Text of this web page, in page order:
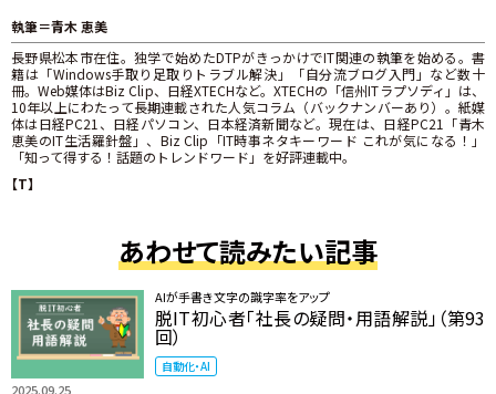
執筆＝青木 恵美
長野県松本市在住。独学で始めたDTPがきっかけでIT関連の執筆を始める。書
籍は「Windows手取り足取りトラブル解決」「自分流ブログ入門」など数十
冊。Web媒体はBiz Clip、日経XTECHなど。XTECHの「信州ITラプソディ」は、
10年以上にわたって長期連載された人気コラム（バックナンバーあり）。紙媒
体は日経PC21、日経パソコン、日本経済新聞など。現在は、日経PC21「青木
恵美のIT生活羅針盤」、Biz Clip「IT時事ネタキーワード これが気になる！」
「知って得する！話題のトレンドワード」を好評連載中。
【T】
あわせて読みたい記事
2025.09.25
AIが手書き文字の識字率をアップ
脱IT初心者「社長の疑問・用語解説」（第93
回）
自動化・AI